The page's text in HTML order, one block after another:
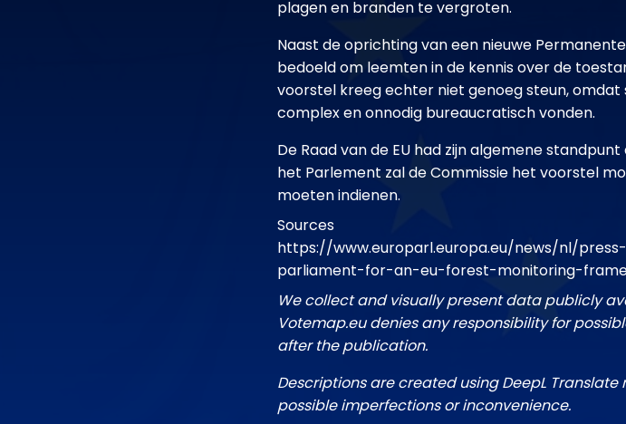
plagen en branden te vergroten.
Naast de oprichting van een nieuwe
bedoeld om leemten in de kennis over de
voorstel kreeg echter niet genoeg steun,
complex en onnodig bureaucratisch vonden.
De Raad van de EU had zijn algemene
het Parlement zal de Commissie het voorstel
moeten indienen.
Sources
https://www.europarl.europa.eu/news/nl/
parliament-for-an-eu-forest-monitoring-
We collect and visually present data publicly
Votemap.eu denies any responsibility for
after the publication.
Descriptions are created using DeepL
possible imperfections or inconvenience.